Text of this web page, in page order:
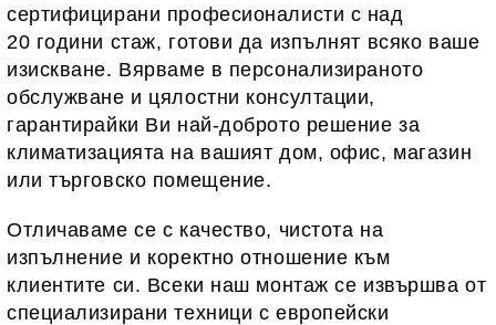
сертифицирани професионалисти с над
20 години стаж, готови да изпълнят всяко ваше
изискване. Вярваме в персонализираното
обслужване и цялостни консултации,
гарантирайки Ви най-доброто решение за
климатизацията на вашият дом, офис, магазин
или търговско помещение.
Отличаваме се с качество, чистота на
изпълнение и коректно отношение към
клиентите си. Всеки наш монтаж се извършва от
специализирани техници с европейски